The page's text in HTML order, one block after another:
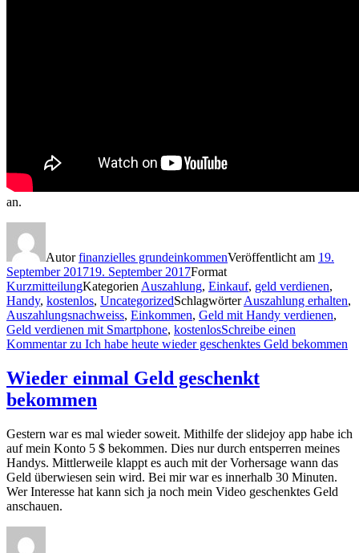
an.
Autorfinanzielles grundeinkommenVeröffentlicht am 19.
September 201719. September 2017Format
KurzmitteilungKategorien Auszahlung, Einkauf, geld verdienen,
Handy, kostenlos, UncategorizedSchlagwörterAuszahlung erhalten,
Auszahlungsnachweiss, Einkommen, Geld mit Handy verdienen,
Geld verdienen mit Smartphone, kostenlosSchreibe einen
Kommentarzu Ich habe heute wieder geschenktes Geld bekommen
Wieder einmal Geld geschenkt
bekommen
Gestern war es mal wieder soweit. Mithilfe der slidejoy app habe ich
auf mein Konto 5 $ bekommen. Dies nur durch entsperren meines
Handys. Mittlerweile klappt es auch mit der Vorhersage wann das
Geld überwiesen sein wird. Bei mir war es innerhalb 30 Minuten.
Wer Interesse hat kann sich ja noch mein Video geschenktes Geld
anschauen.